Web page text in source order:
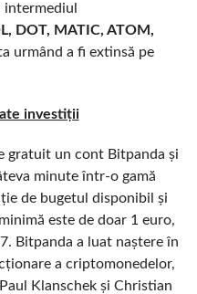
DOT, MATIC, ATOM,
urmând a fi extinsă pe
investiții
gratuit un cont Bitpanda și
minute într-o gamă
de bugetul disponibil și
este de doar 1 euro,
Bitpanda a luat naștere în
a criptomonedelor,
Klanschek și Christian